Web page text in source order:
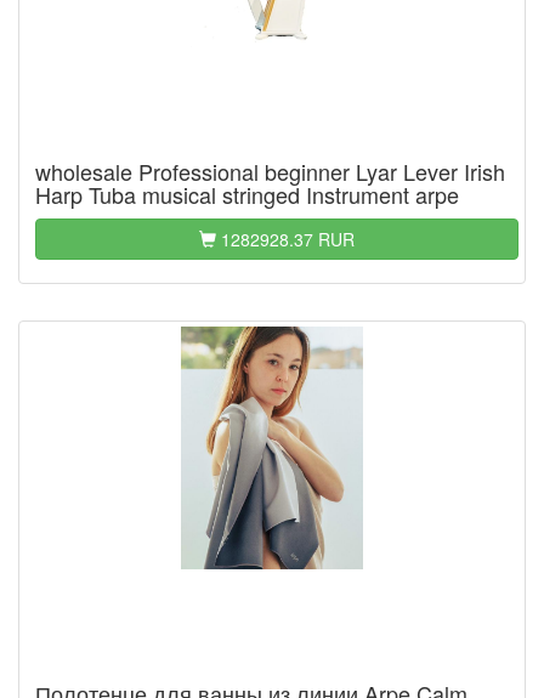
wholesale Professional beginner Lyar Lever Irish
Harp Tuba musical stringed Instrument arpe
1282928.37 RUR